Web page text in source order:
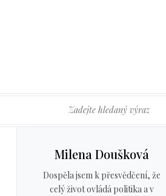
Milena Doušková
Dospěla jsem k přesvědčení, že
celý život ovládá politika a v